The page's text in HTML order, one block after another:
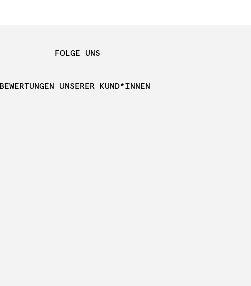
FOLGE UNS
BEWERTUNGEN UNSERER KUND*INNEN